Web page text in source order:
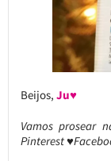
Beijos, Ju♥
Vamos prosear
Pinterest